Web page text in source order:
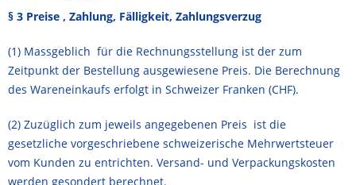
§ 3 Preise , Zahlung, Fälligkeit, Zahlungsverzug
(1) Massgeblich für die Rechnungsstellung ist der zum
Zeitpunkt der Bestellung ausgewiesene Preis. Die Berechnung
des Wareneinkaufs erfolgt in Schweizer Franken (CHF).
(2) Zuzüglich zum jeweils angegebenen Preis ist die
gesetzliche vorgeschriebene schweizerische Mehrwertsteuer
vom Kunden zu entrichten. Versand- und Verpackungskosten
werden gesondert berechnet.